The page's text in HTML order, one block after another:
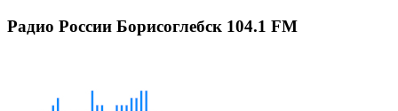
Радио России Борисоглебск 104.1 FM